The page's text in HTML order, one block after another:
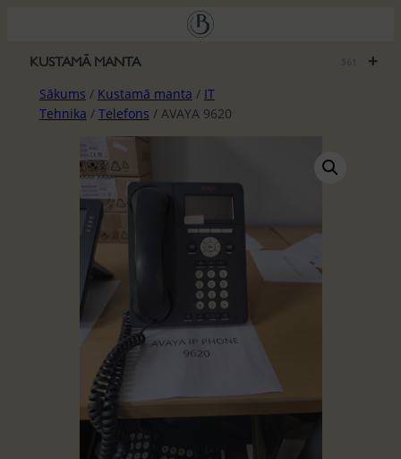
saturu
+
KUSTAMĀ MANTA
Sākums / Kustamā manta / IT
Tehnika / Telefons / AVAYA 9620